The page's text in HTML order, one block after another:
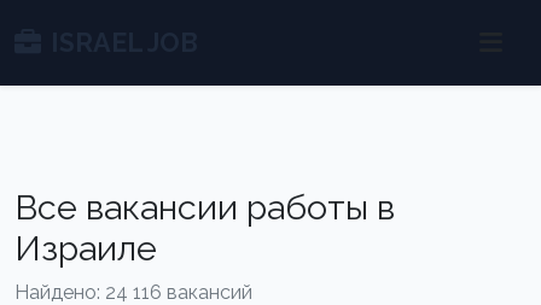
Все вакансии работы в
Израиле
Найдено: 24 116 вакансий